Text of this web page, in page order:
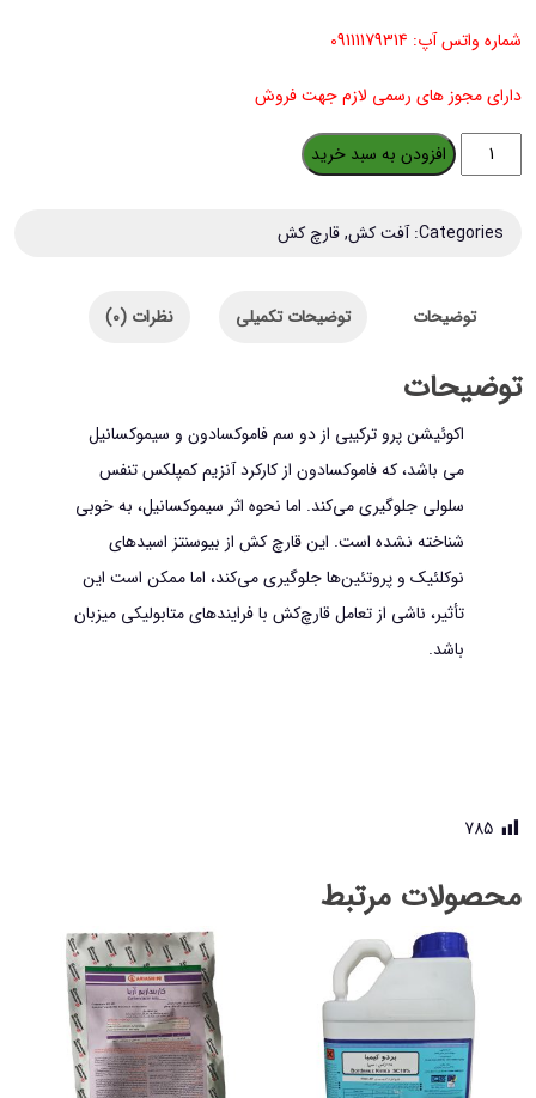
شماره واتس آپ: 09111179314
دارای مجوز های رسمی لازم جهت فروش
اکویشن
200
افزودن به سبد خرید
Categories: آفت کش,قارچ کش
توضیحات توضیحات تکمیلی نظرات (0)
توضیحات
اکوئیشن پرو ترکیبی از دو سم فاموكسادون و سيموكسانيل
می باشد، که فاموكسادون از كاركرد آنزيم كمپلكس تنفس
سلولی جلوگيری می‌كند. اما نحوه اثر سيموكسانيل، به خوبی
شناخته نشده است. اين قارچ کش از بيوسنتز اسيدهای
نوكلئيک و پروتئين‌ها جلوگيری می‌كند، اما ممكن است اين
تأثير، ناشی از تعامل قارچ‌كش با فرايند‌های متابوليكی ميزبان
باشد.
785
محصولات مرتبط